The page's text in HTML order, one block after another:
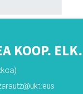
KOOP. ELK.